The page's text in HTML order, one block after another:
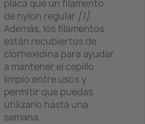
placa que un filamento
de nylon regular [1].
Además, los filamentos
están recubiertos de
clorhexidina para ayudar
a mantener el cepillo
limpio entre usos y
permitir que puedas
utilizarlo hasta una
semana.